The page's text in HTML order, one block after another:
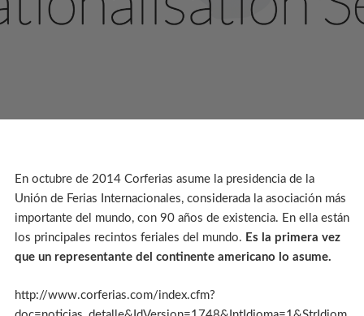
En octubre de 2014 Corferias asume la presidencia de la
Unión de Ferias Internacionales, considerada la asociación más
importante del mundo, con 90 años de existencia. En ella están
los principales recintos feriales del mundo. Es la primera vez
que un representante del continente americano lo asume.
http://www.corferias.com/index.cfm?